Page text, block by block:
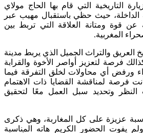
التاريخية التي قام بها الحاج مولاي
الداخلة، حيث حظي باستقبال مهيب عبر
عن قوة ومتانة العلاقة التي تربط بين
المغربية.
العريق والتراث الجميل الذي يربط مدينة
فرصة لتعزيز أواصر الأخوة والقرابة
ورفض أي محاولات لخلق التفرقة فيما
كانت فرصة لمناقشة القضايا ذات الاهتمام
النظر وتحديد سبل العمل معًا لتحقيق
عزيزة على كل المغاربة، وهي ذكرى
ولم يفوت الحضور الكريم هاته المناسبة